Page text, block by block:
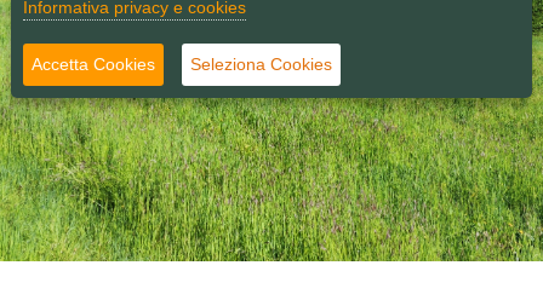
Informativa privacy e cookies
Accetta Cookies Seleziona Cookies